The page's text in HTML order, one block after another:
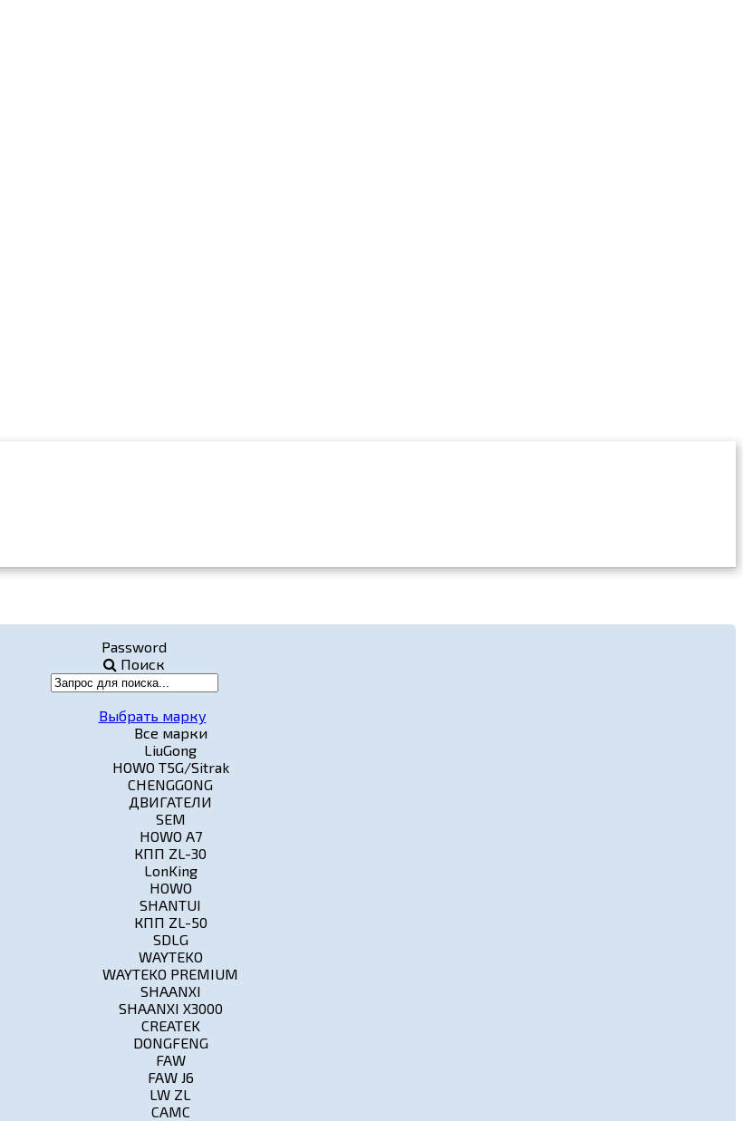
Password
Поиск
Выбрать марку
Все марки
LiuGong
HOWO T5G/Sitrak
CHENGGONG
ДВИГАТЕЛИ
SEM
HOWO A7
КПП ZL-30
LonKing
HOWO
SHANTUI
КПП ZL-50
SDLG
WAYTEKO
WAYTEKO PREMIUM
SHAANXI
SHAANXI X3000
CREATEK
DONGFENG
FAW
FAW J6
LW ZL
CAMC